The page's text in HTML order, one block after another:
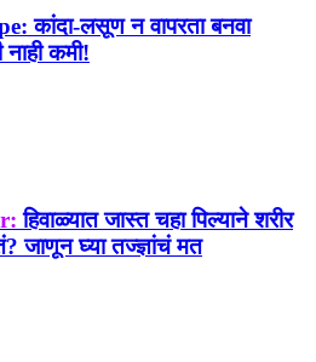
कांदा-लसूण न वापरता बनवा
नाही कमी!
हिवाळ्यात जास्त चहा पिल्याने शरीर
जाणून घ्या तज्ज्ञांचं मत